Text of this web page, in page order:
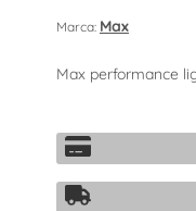
Marca: Max
Max performance